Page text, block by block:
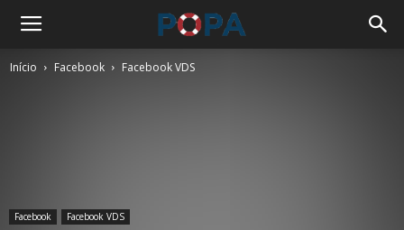
Início Facebook Facebook VDS
Facebook Facebook VDS